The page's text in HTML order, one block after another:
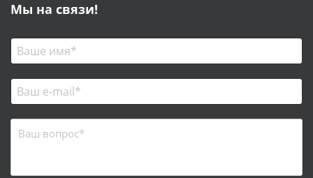
Мы на связи!